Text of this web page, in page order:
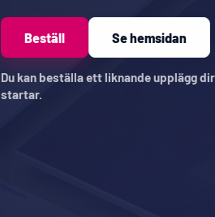
Beställ Se hemsidan
Du kan beställa ett liknande upplägg
startar.